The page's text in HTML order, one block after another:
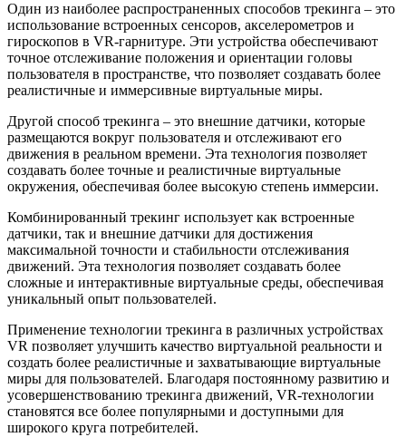
Один из наиболее распространенных способов трекинга – это
использование встроенных сенсоров, акселерометров и
гироскопов в VR-гарнитуре. Эти устройства обеспечивают
точное отслеживание положения и ориентации головы
пользователя в пространстве, что позволяет создавать более
реалистичные и иммерсивные виртуальные миры.
Другой способ трекинга – это внешние датчики, которые
размещаются вокруг пользователя и отслеживают его
движения в реальном времени. Эта технология позволяет
создавать более точные и реалистичные виртуальные
окружения, обеспечивая более высокую степень иммерсии.
Комбинированный трекинг использует как встроенные
датчики, так и внешние датчики для достижения
максимальной точности и стабильности отслеживания
движений. Эта технология позволяет создавать более
сложные и интерактивные виртуальные среды, обеспечивая
уникальный опыт пользователей.
Применение технологии трекинга в различных устройствах
VR позволяет улучшить качество виртуальной реальности и
создать более реалистичные и захватывающие виртуальные
миры для пользователей. Благодаря постоянному развитию и
усовершенствованию трекинга движений, VR-технологии
становятся все более популярными и доступными для
широкого круга потребителей.